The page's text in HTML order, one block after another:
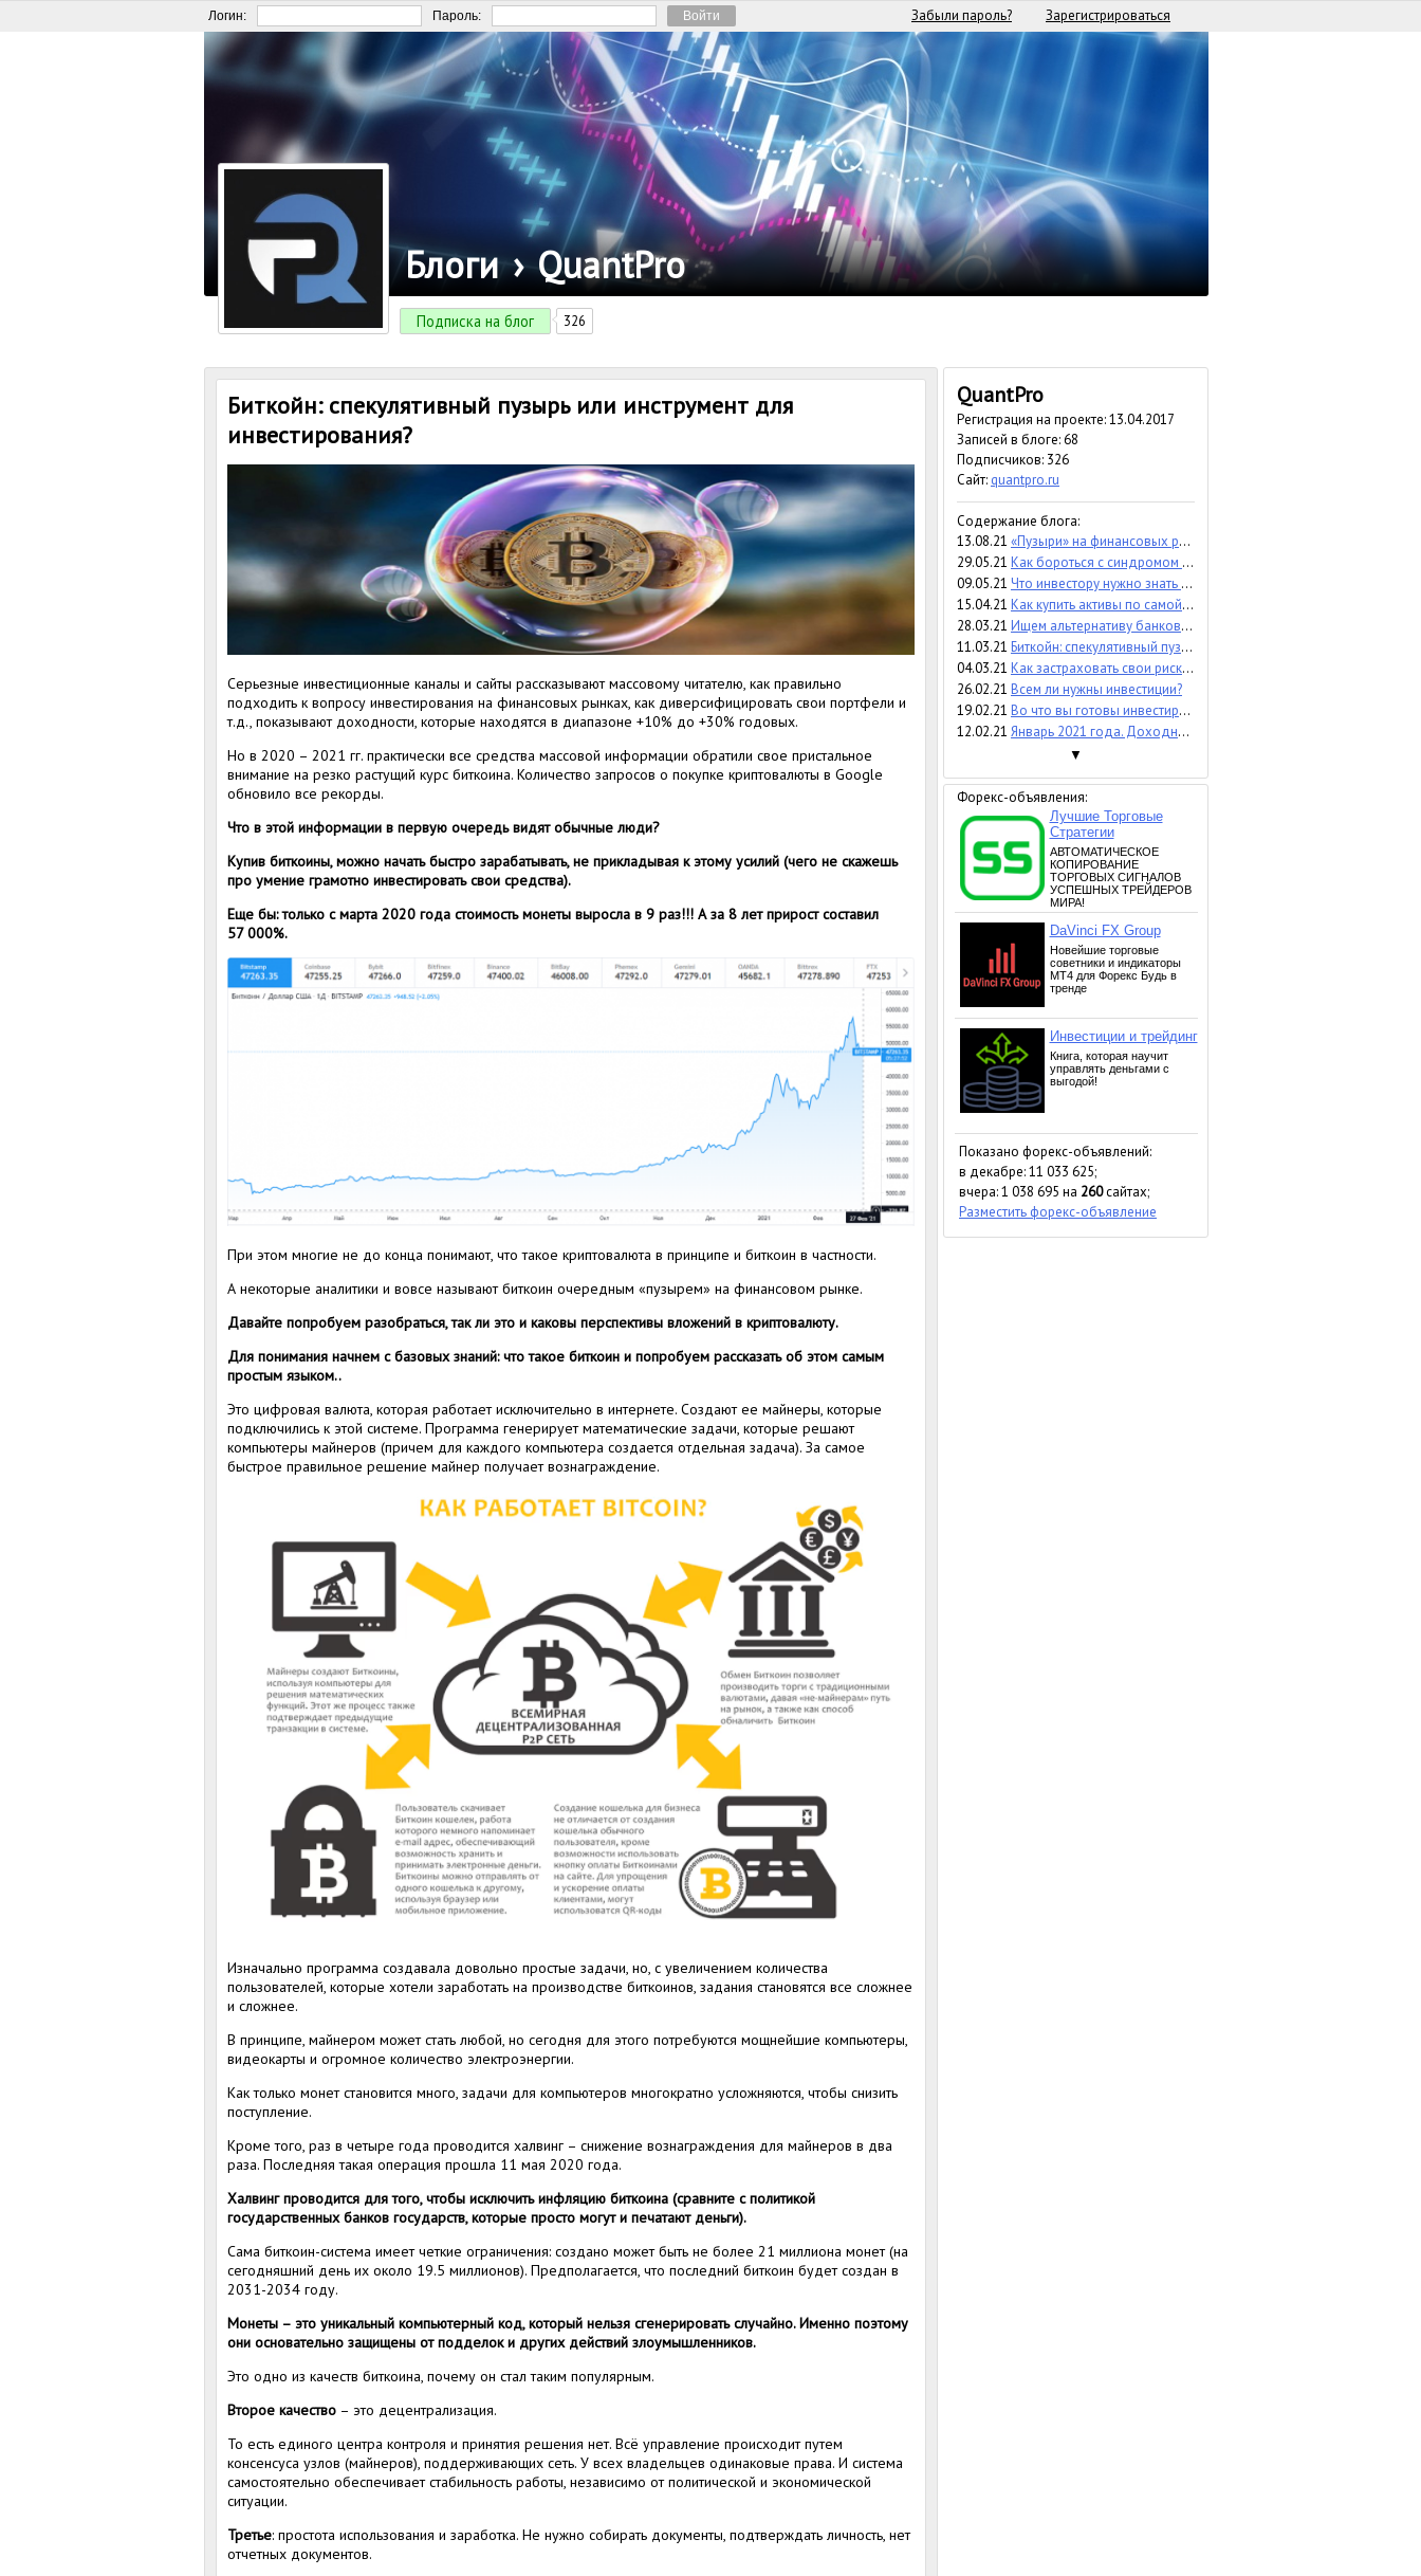
Логин: Пароль: Забыли пароль? Зарегистрироваться
Блоги › QuantPro
Подписка на блог 326
Биткойн: спекулятивный пузырь или инструмент для
инвестирования?
Серьезные инвестиционные каналы и сайты рассказывают массовому читателю, как правильно
подходить к вопросу инвестирования на финансовых рынках, как диверсифицировать свои портфели и
т.д., показывают доходности, которые находятся в диапазоне +10% до +30% годовых.
Но в 2020 – 2021 гг. практически все средства массовой информации обратили свое пристальное
внимание на резко растущий курс биткоина. Количество запросов о покупке криптовалюты в Google
обновило все рекорды.
Что в этой информации в первую очередь видят обычные люди?
Купив биткоины, можно начать быстро зарабатывать, не прикладывая к этому усилий (чего не скажешь
про умение грамотно инвестировать свои средства).
Еще бы: только с марта 2020 года стоимость монеты выросла в 9 раз!!! А за 8 лет прирост составил
57 000%.
При этом многие не до конца понимают, что такое криптовалюта в принципе и биткоин в частности.
А некоторые аналитики и вовсе называют биткоин очередным «пузырем» на финансовом рынке.
Давайте попробуем разобраться, так ли это и каковы перспективы вложений в криптовалюту.
Для понимания начнем с базовых знаний: что такое биткоин и попробуем рассказать об этом самым
простым языком..
Это цифровая валюта, которая работает исключительно в интернете. Создают ее майнеры, которые
подключились к этой системе. Программа генерирует математические задачи, которые решают
компьютеры майнеров (причем для каждого компьютера создается отдельная задача). За самое
быстрое правильное решение майнер получает вознаграждение.
Изначально программа создавала довольно простые задачи, но, с увеличением количества
пользователей, которые хотели заработать на производстве биткоинов, задания становятся все сложнее
и сложнее.
В принципе, майнером может стать любой, но сегодня для этого потребуются мощнейшие компьютеры,
видеокарты и огромное количество электроэнергии.
Как только монет становится много, задачи для компьютеров многократно усложняются, чтобы снизить
поступление.
Кроме того, раз в четыре года проводится халвинг – снижение вознаграждения для майнеров в два
раза. Последняя такая операция прошла 11 мая 2020 года.
Халвинг проводится для того, чтобы исключить инфляцию биткоина (сравните с политикой
государственных банков государств, которые просто могут и печатают деньги).
Сама биткоин-система имеет четкие ограничения: создано может быть не более 21 миллиона монет (на
сегодняшний день их около 19.5 миллионов). Предполагается, что последний биткоин будет создан в
2031-2034 году.
Монеты – это уникальный компьютерный код, который нельзя сгенерировать случайно. Именно поэтому
они основательно защищены от подделок и других действий злоумышленников.
Это одно из качеств биткоина, почему он стал таким популярным.
Второе качество – это децентрализация.
То есть единого центра контроля и принятия решения нет. Всё управление происходит путем
консенсуса узлов (майнеров), поддерживающих сеть. У всех владельцев одинаковые права. И система
самостоятельно обеспечивает стабильность работы, независимо от политической и экономической
ситуации.
Третье: простота использования и заработка. Не нужно собирать документы, подтверждать личность, нет
отчетных документов.
QuantPro
Регистрация на проекте: 13.04.2017
Записей в блоге: 68
Подписчиков: 326
Сайт: quantpro.ru
Содержание блога:
13.08.21 «Пузыри» на финансовых рынках. Чего ждать инвесторам
29.05.21 Как бороться с синдромом упущенной выгоды?
09.05.21 Что инвестору нужно знать про волатильность?
15.04.21 Как купить активы по самой низкой цене, а продать по самой высокой?
28.03.21 Ищем альтернативу банковскому депозиту. ОФЗ или FXMM?
11.03.21 Биткойн: спекулятивный пузырь или инструмент для инвестирования?
04.03.21 Как застраховать свои риски рядовому инвестору?
26.02.21 Всем ли нужны инвестиции?
19.02.21 Во что вы готовы инвестировать своё время?
12.02.21 Январь 2021 года. Доходность российского фондового рынка и QuantPro Platform
▼
Форекс-объявления:
Показано форекс-объявлений:
в декабре: 11 033 625;
вчера: 1 038 695 на 260сайтах;
Разместить форекс-объявление